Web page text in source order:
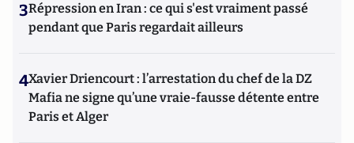
3Répression en Iran : ce qui s'est vraiment passé
pendant que Paris regardait ailleurs
4Xavier Driencourt : l’arrestation du chef de la DZ
Mafia ne signe qu’une vraie-fausse détente entre
Paris et Alger